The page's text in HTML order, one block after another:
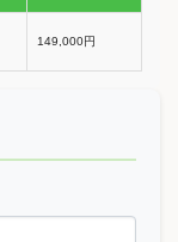
149,000円